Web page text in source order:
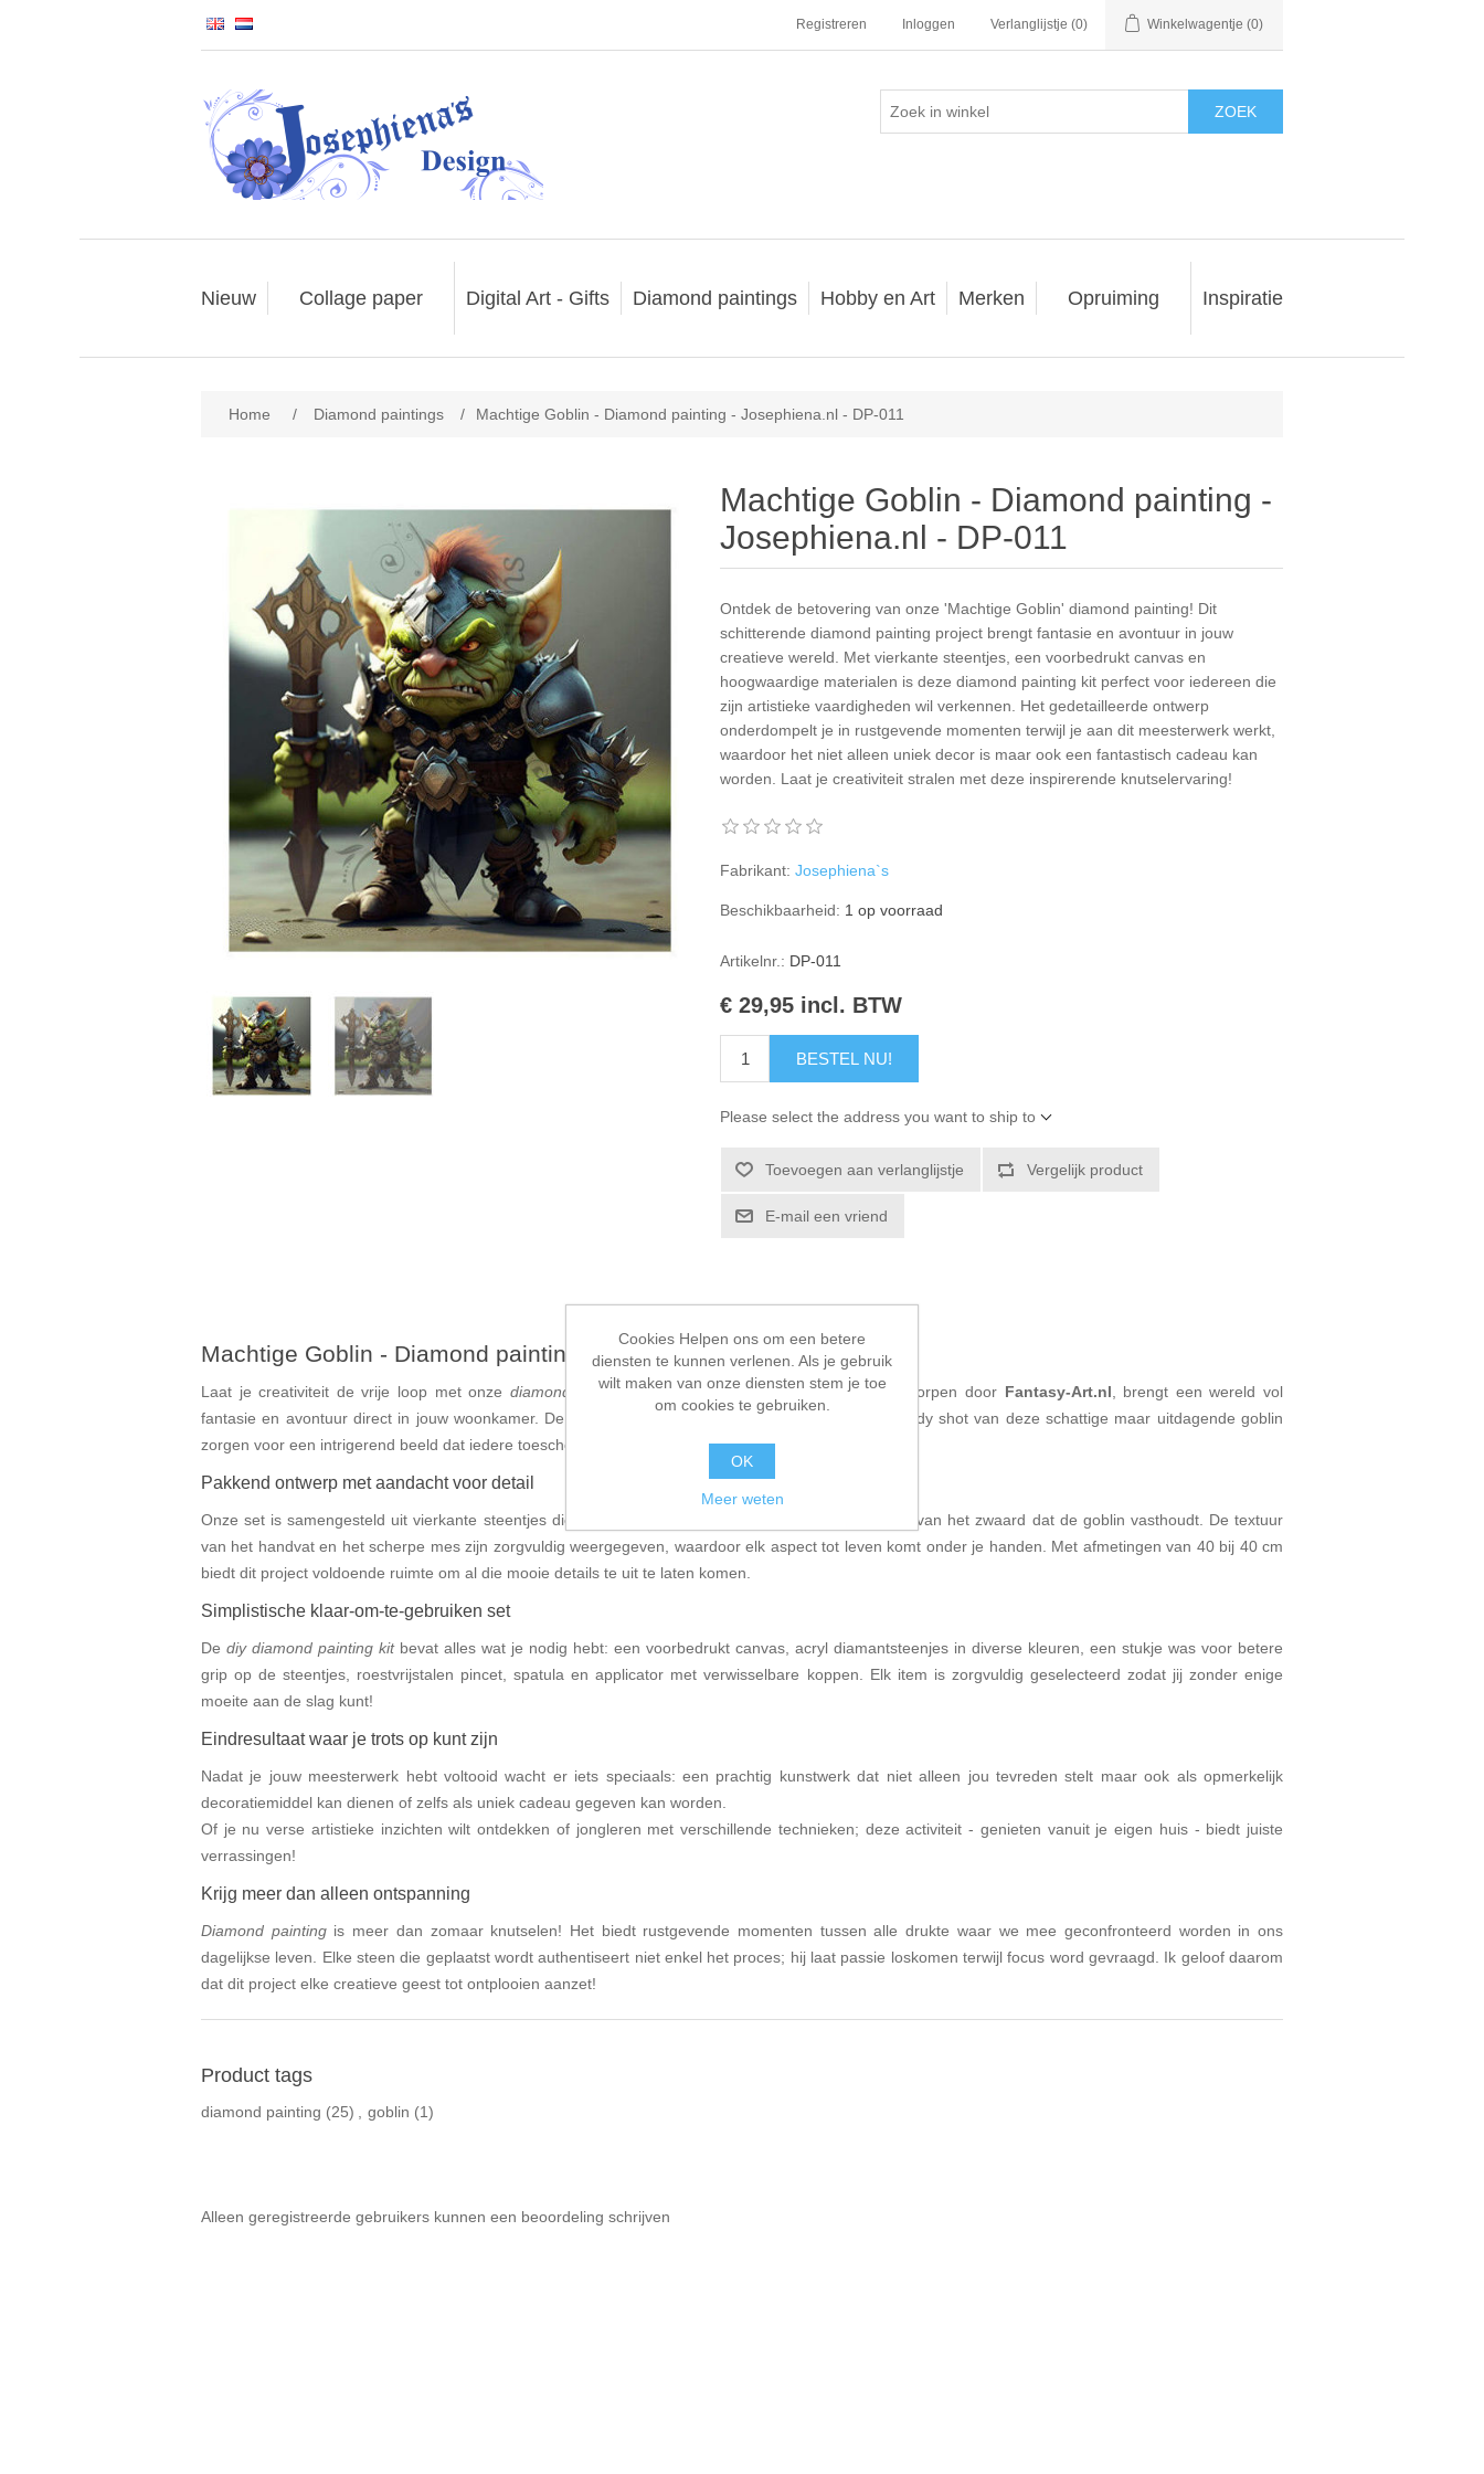
Registreren Inloggen Verlanglijstje (0) Winkelwagentje (0)
ZOEK
Nieuw Collage paper Digital Art - Gifts Diamond paintings Hobby en Art Merken Opruiming Inspiratie
Home / Diamond paintings / Machtige Goblin - Diamond painting - Josephiena.nl - DP-011
Machtige Goblin - Diamond painting -
Josephiena.nl - DP-011
Ontdek de betovering van onze 'Machtige Goblin' diamond painting! Dit
schitterende diamond painting project brengt fantasie en avontuur in jouw
creatieve wereld. Met vierkante steentjes, een voorbedrukt canvas en
hoogwaardige materialen is deze diamond painting kit perfect voor iedereen die
zijn artistieke vaardigheden wil verkennen. Het gedetailleerde ontwerp
onderdompelt je in rustgevende momenten terwijl je aan dit meesterwerk werkt,
waardoor het niet alleen uniek decor is maar ook een fantastisch cadeau kan
worden. Laat je creativiteit stralen met deze inspirerende knutselervaring!
Fabrikant: Josephiena`s
Beschikbaarheid: 1 op voorraad
Artikelnr.: DP-011
€ 29,95 incl. BTW
BESTEL NU!
Please select the address you want to ship to
Toevoegen aan verlanglijstje Vergelijk product
E-mail een vriend
Machtige Goblin - Diamond painting
Laat je creativiteit de vrije loop met onze diamond painting'Machtige Goblin'. Dit kunstwerk, ontworpen door Fantasy-Art.nl, brengt een wereld vol
fantasie en avontuur direct in jouw woonkamer. De levendige kleuren en het indrukwekkende full-body shot van deze schattige maar uitdagende goblin
zorgen voor een intrigerend beeld dat iedere toeschouwer zal fascineren.
Pakkend ontwerp met aandacht voor detail
Onze set is samengesteld uit vierkante steentjes die perfect passen bij de gedetailleerde afbeelding van het zwaard dat de goblin vasthoudt. De textuur
van het handvat en het scherpe mes zijn zorgvuldig weergegeven, waardoor elk aspect tot leven komt onder je handen. Met afmetingen van 40 bij 40 cm
biedt dit project voldoende ruimte om al die mooie details te uit te laten komen.
Simplistische klaar-om-te-gebruiken set
De diy diamond painting kitbevat alles wat je nodig hebt: een voorbedrukt canvas, acryl diamantsteenjes in diverse kleuren, een stukje was voor betere
grip op de steentjes, roestvrijstalen pincet, spatula en applicator met verwisselbare koppen. Elk item is zorgvuldig geselecteerd zodat jij zonder enige
moeite aan de slag kunt!
Eindresultaat waar je trots op kunt zijn
Nadat je jouw meesterwerk hebt voltooid wacht er iets speciaals: een prachtig kunstwerk dat niet alleen jou tevreden stelt maar ook als opmerkelijk
decoratiemiddel kan dienen of zelfs als uniek cadeau gegeven kan worden.
Of je nu verse artistieke inzichten wilt ontdekken of jongleren met verschillende technieken; deze activiteit - genieten vanuit je eigen huis - biedt juiste
verrassingen!
Krijg meer dan alleen ontspanning
Diamond paintingis meer dan zomaar knutselen! Het biedt rustgevende momenten tussen alle drukte waar we mee geconfronteerd worden in ons
dagelijkse leven. Elke steen die geplaatst wordt authentiseert niet enkel het proces; hij laat passie loskomen terwijl focus word gevraagd. Ik geloof daarom
dat dit project elke creatieve geest tot ontplooien aanzet!
Product tags
diamond painting (25) , goblin (1)
Alleen geregistreerde gebruikers kunnen een beoordeling schrijven
Cookies Helpen ons om een betere
diensten te kunnen verlenen. Als je gebruik
wilt maken van onze diensten stem je toe
om cookies te gebruiken.
OK
Meer weten